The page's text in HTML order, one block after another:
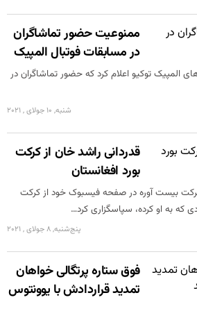
ممنوعیت حضور تماشاگران
در مسابقات فوتبال المپیک
المپیک توکیو اعلام کرد که حضور تماشاگران در
شنبه, 10 جولای , 2021
قدردانی راشد خان از کرکت
بورد افغانستان
کرکت بیست آوره در صفحه فیسبوک خود از کرکت
که به او کرده، سپاسگزاری کرد…
پنج‌شنبه, 8 جولای , 2021
فوق ستاره پرتگالی خواهان
تمدید قراردادش با یوونتوس